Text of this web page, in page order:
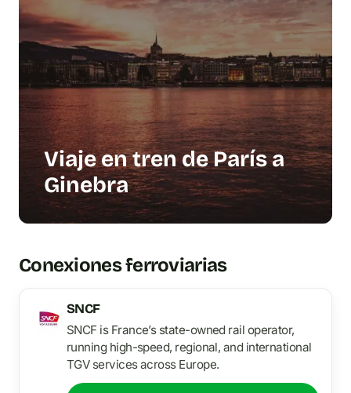
Viaje en tren de París a
Ginebra
Conexiones ferroviarias
SNCF
SNCF is France’s state-owned rail operator,
running high-speed, regional, and international
TGV services across Europe.